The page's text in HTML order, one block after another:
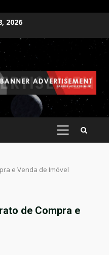
2026
PRIMARY
e Venda de Imóvel
de Compra e